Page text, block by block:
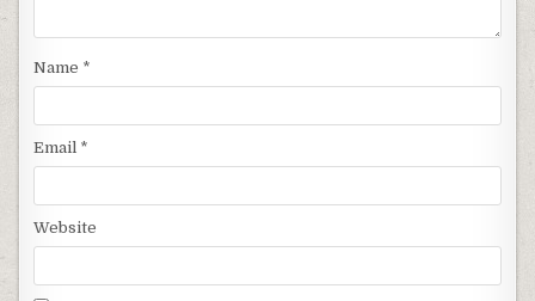
Name *
Email *
Website